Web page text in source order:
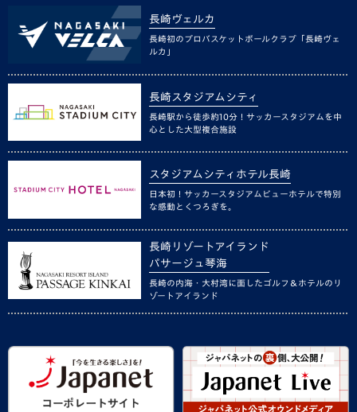
長崎ヴェルカ
長崎初のプロバスケットボールクラブ「長崎ヴェ
ルカ」
長崎スタジアムシティ
長崎駅から徒歩約10分！サッカースタジアムを中
心とした大型複合施設
スタジアムシティホテル長崎
日本初！サッカースタジアムビューホテルで特別
な感動とくつろぎを。
長崎リゾートアイランド
パサージュ琴海
長崎の内海・大村湾に面したゴルフ＆ホテルのリ
ゾートアイランド